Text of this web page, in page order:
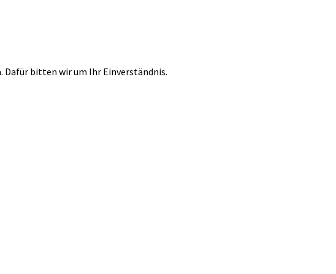
Dafür bitten wir um Ihr Einverständnis.